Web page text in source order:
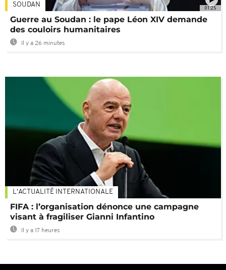
01:25
SOUDAN
Guerre au Soudan : le pape Léon XIV demande
des couloirs humanitaires
Il y a 26 minutes
L'ACTUALITÉ INTERNATIONALE
FIFA : l’organisation dénonce une campagne
visant à fragiliser Gianni Infantino
Il y a 17 heures